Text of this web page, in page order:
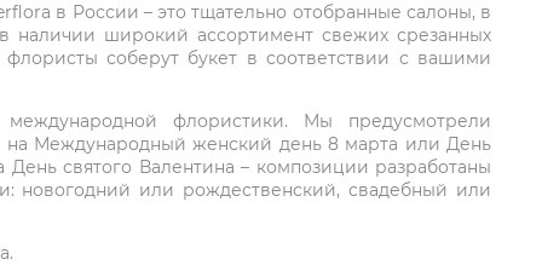
в России – это тщательно отобранные салоны, в
наличии широкий ассортимент свежих срезанных
соберут букет в соответствии с вашими
флористики. Мы предусмотрели
на Международный женский день 8 марта или День
святого Валентина – композиции разработаны
новогодний или рождественский, свадебный или